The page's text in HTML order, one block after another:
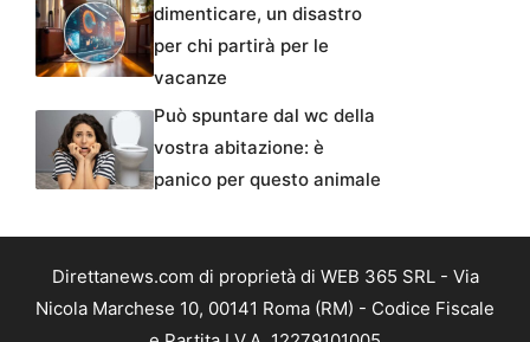
dimenticare, un disastro
per chi partirà per le
vacanze
Può spuntare dal wc della
vostra abitazione: è
panico per questo animale
Direttanews.com di proprietà di WEB 365 SRL - Via
Nicola Marchese 10, 00141 Roma (RM) - Codice Fiscale